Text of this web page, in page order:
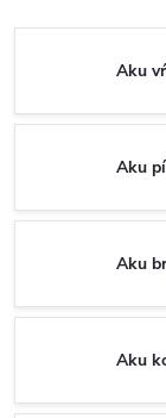
Aku
Aku
Aku
Aku